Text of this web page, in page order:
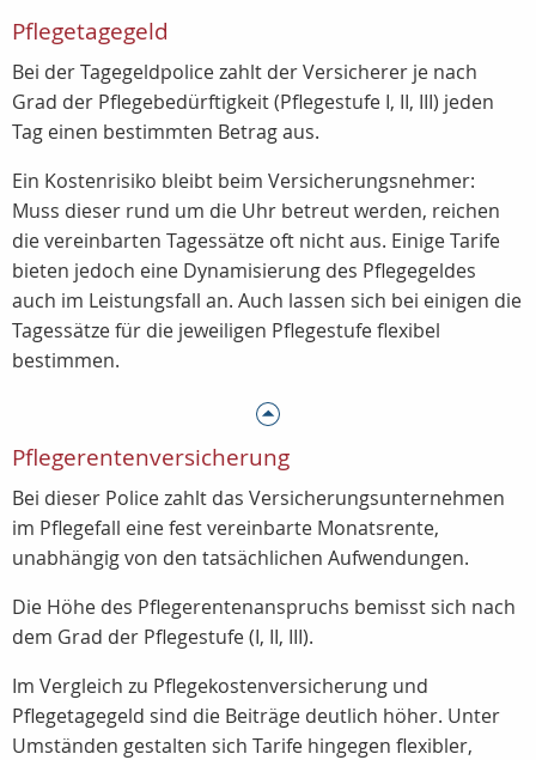
Pflegetagegeld
Bei der Tagegeldpolice zahlt der Versicherer je nach
Grad der Pflegebedürftigkeit (Pflegestufe I, II, III) jeden
Tag einen bestimmten Betrag aus.
Ein Kostenrisiko bleibt beim Versicherungsnehmer:
Muss dieser rund um die Uhr betreut werden, reichen
die vereinbarten Tagessätze oft nicht aus. Einige Tarife
bieten jedoch eine Dynamisierung des Pflegegeldes
auch im Leistungsfall an. Auch lassen sich bei einigen die
Tagessätze für die jeweiligen Pflegestufe flexibel
bestimmen.
Pflegerentenversicherung
Bei dieser Police zahlt das Versicherungsunternehmen
im Pflegefall eine fest vereinbarte Monatsrente,
unabhängig von den tatsächlichen Aufwendungen.
Die Höhe des Pflegerentenanspruchs bemisst sich nach
dem Grad der Pflegestufe (I, II, III).
Im Vergleich zu Pflegekostenversicherung und
Pflegetagegeld sind die Beiträge deutlich höher. Unter
Umständen gestalten sich Tarife hingegen flexibler,